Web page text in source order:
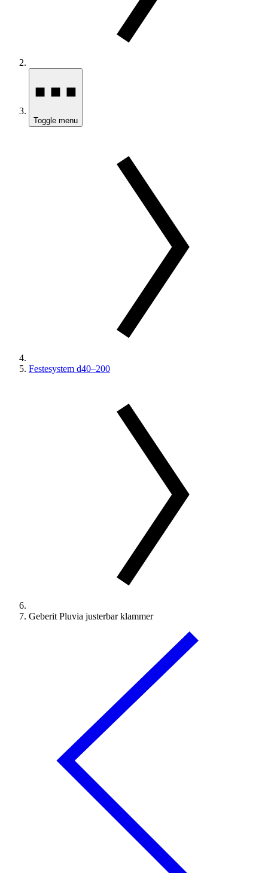
Toggle menu
Festesystem d40–200
Geberit Pluvia justerbar klammer